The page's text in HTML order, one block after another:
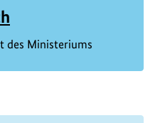
des Ministeriums